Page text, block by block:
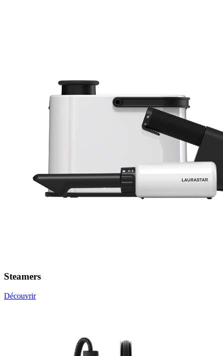
Steamers
Découvrir